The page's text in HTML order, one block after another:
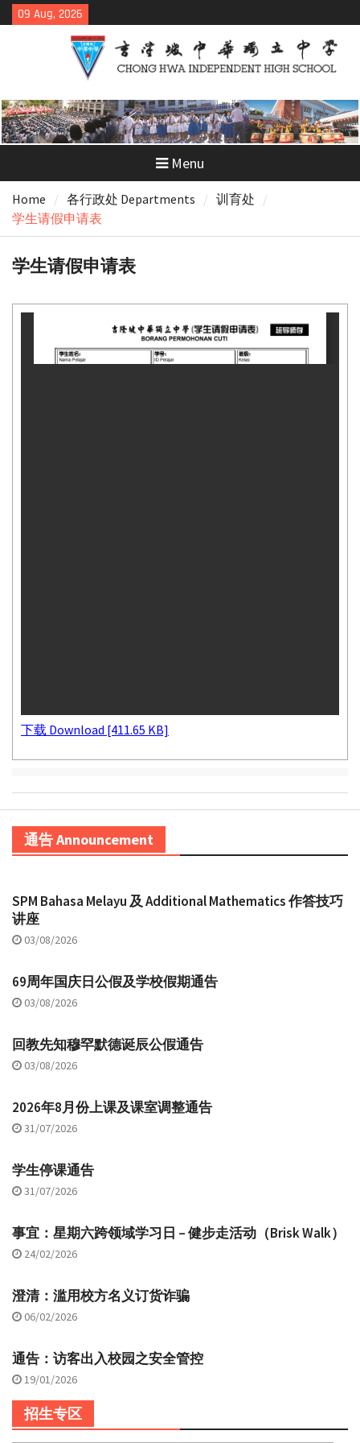
Skip
to
09 Aug, 2026
Menu
Home 各行政处 Departments
训育处
学生请假申请表
学生请假申请表
下载 Download [411.65 KB]
通告 Announcement
SPM Bahasa Melayu 及 Additional Mathematics 作答技巧
讲座
03/08/2026
69周年国庆日公假及学校假期通告
03/08/2026
回教先知穆罕默德诞辰公假通告
03/08/2026
2026年8月份上课及课室调整通告
31/07/2026
学生停课通告
31/07/2026
事宜：星期六跨领域学习日 – 健步走活动（Brisk Walk）
24/02/2026
澄清：滥用校方名义订货诈骗
06/02/2026
通告：访客出入校园之安全管控
19/01/2026
招生专区